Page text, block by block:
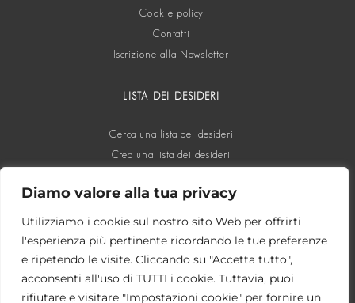
Diamo valore alla tua privacy
Utilizziamo i cookie sul nostro sito Web per offrirti
l'esperienza più pertinente ricordando le tue preferenze
e ripetendo le visite. Cliccando su "Accetta tutto",
acconsenti all'uso di TUTTI i cookie. Tuttavia, puoi
rifiutare e visitare "Impostazioni cookie" per fornire un
Cookie policy
Contatti
Iscrizione alla Newsletter
LISTA DEI DESIDERI
Cerca una lista dei desideri
Crea una lista dei desideri
SOCIAL